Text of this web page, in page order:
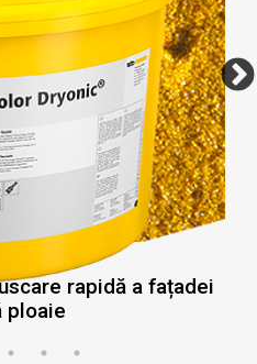
rapidă a fațadei
ploaie